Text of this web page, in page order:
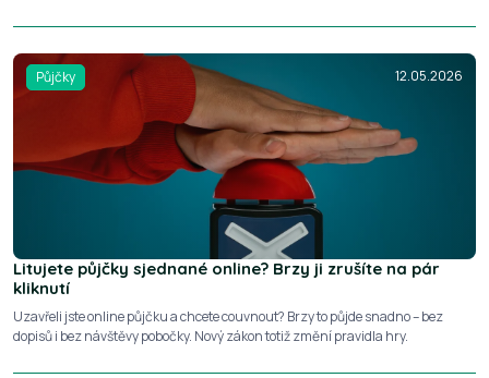
Půjčky 12.05.2026
Litujete půjčky sjednané online? Brzy ji zrušíte na pár
kliknutí
Uzavřeli jste online půjčku a chcete couvnout? Brzy to půjde snadno – bez
dopisů i bez návštěvy pobočky. Nový zákon totiž změní pravidla hry.